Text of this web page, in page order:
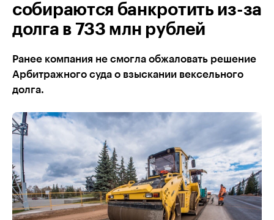
собираются банкротить из-за
долга в 733 млн рублей
Ранее компания не смогла обжаловать решение
Арбитражного суда о взыскании вексельного
долга.